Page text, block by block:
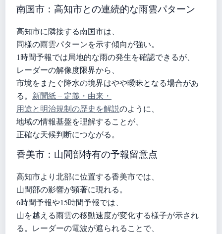
南国市：高知市との連続的な雨雲パターン
高知市に隣接する南国市は、
同様の雨雲パターンを示す傾向が強い。
1時間予報では局地的な雨の発生を確認できるが、
レーダーの解像度限界から、
市境をまたぐ降水の境界はやや曖昧となる場合があ
る。 新聞紙 – 定義・由来・
用途と明治規制の歴史を解説のように、
地域の情報基盤を理解することが、
正確な天候判断につながる。
香美市：山間部特有の予報留意点
高知市より北部に位置する香美市では、
山間部の影響が顕著に現れる。
6時間予報や15時間予報では、
山を越える雨雲の移動速度が変化する様子が示され
る。レーダーの電波が遮られることで、